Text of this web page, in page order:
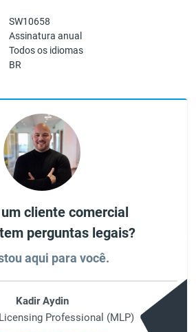
SW10658
Assinatura anual
Todos os idiomas
BR
cliente comercial
perguntas legais?
aqui para você.
Kadir Aydin
Professional (MLP)